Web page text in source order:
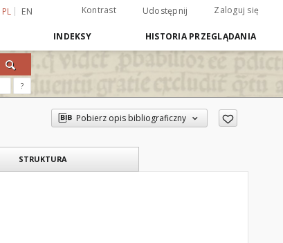
PL EN Kontrast Udostępnij Zaloguj się
INDEKSY HISTORIA PRZEGLĄDANIA
?
Pobierz opis bibliograficzny
STRUKTURA